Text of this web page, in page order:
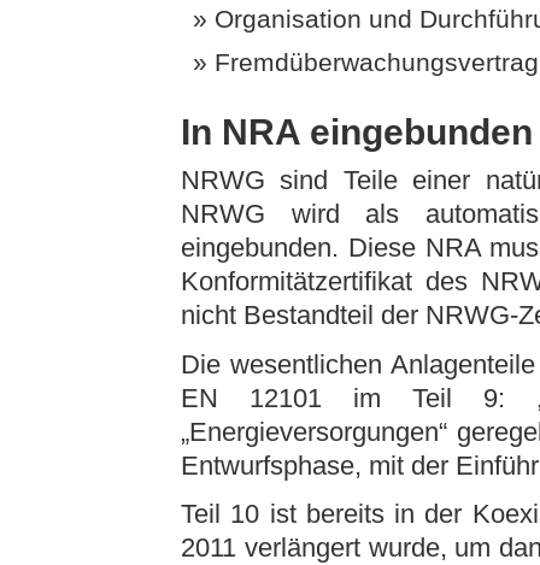
Organisation und
In NRA eingebunden
NRWG sind Teile einer
NRWG wird als
eingebunden. Diese NRA
Konformitätzertifikat des
nicht Bestandteil der NRWG-
Die wesentlichen
EN 12101 im Teil 9:
„Energieversorgungen“
Entwurfsphase, mit der
Teil 10 ist bereits in der
2011 verlängert wurde, um